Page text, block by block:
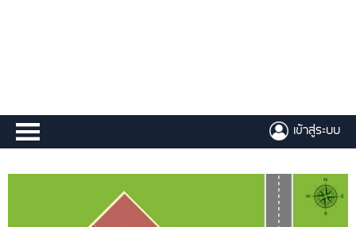
เข้าสู่ระบบ